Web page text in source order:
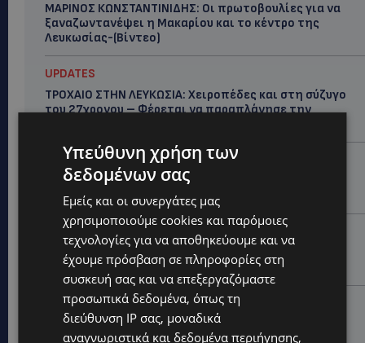
ΜΑΡΙΝΟΣ ΚΩΝΣΤΑΝΤΙΝΙΔΗΣ: Οι πρωτοβουλίες για να
ξαναζωντανέψει η Μακαρίου και το κέντρο της
Λευκωσίας-(Βίντεο)
UPDATES
ΤΡΟΧΑΙΟ ΣΤΗΝ ΛΕΥΚΩΣΙΑ: Χειροπέδες και στη σύζυγο
του 27χρονου – Φέρεται να παραπλάνησε την
UPDATES
ΔΕΝ ΥΠΟΧΩΡΕΙ Ο ΚΑΥΣΩΝΑΣ: Νέα κίτρινη
προειδοποίηση για 40άρια – Πότε τίθεται σε ισχύ
UPDATES
VIRAL: Κοράκι πήρε στο κυνήγι γυναίκα – Η
απρόσμενη επίθεση καταγράφηκε σε βίντεο
UPDATES
ΕΤΟΙΜΑΣΤΕΙΤΕ ΓΙΑ ΚΑΘΥΣΤΕΡΗΣΕΙΣ: Κλειστή λωρίδα
στον αυτοκινητόδρομο Αμμοχώστου – Λάρνακας
Υπεύθυνη χρήση των
δεδομένων σας
Εμείς και οι συνεργάτες μας
χρησιμοποιούμε cookies και παρόμοιες
τεχνολογίες για να αποθηκεύουμε και να
έχουμε πρόσβαση σε πληροφορίες στη
συσκευή σας και να επεξεργαζόμαστε
προσωπικά δεδομένα, όπως τη
διεύθυνση IP σας, μοναδικά
αναγνωριστικά και δεδομένα περιήγησης,